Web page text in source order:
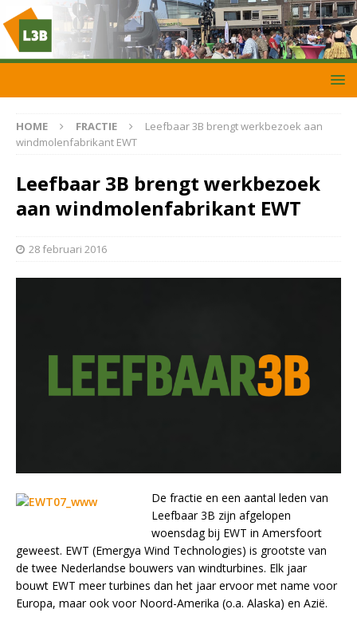
HOME FRACTIE
Leefbaar 3B brengt werkbezoek aan
windmolenfabrikant EWT
Leefbaar 3B brengt werkbezoek
aan windmolenfabrikant EWT
28 februari 2016
De fractie en een aantal leden van
Leefbaar 3B zijn afgelopen
woensdag bij EWT in Amersfoort
geweest. EWT (Emergya Wind Technologies) is grootste van
de twee Nederlandse bouwers van windturbines. Elk jaar
bouwt EWT meer turbines dan het jaar ervoor met name voor
Europa, maar ook voor Noord-Amerika (o.a. Alaska) en Azië.